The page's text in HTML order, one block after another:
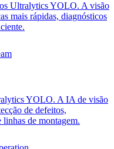
Ultralytics YOLO. A visão
mais rápidas, diagnósticos
YOLO. A IA de visão
de defeitos,
de montagem.